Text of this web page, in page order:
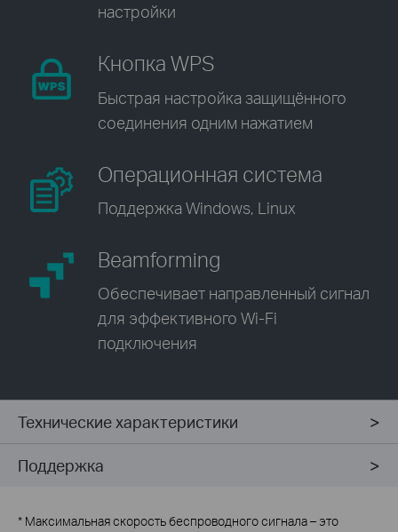
настройки
Кнопка WPS
Быстрая настройка защищённого
соединения одним нажатием
Операционная система
Поддержка Windows, Linux
Beamforming
Обеспечиваетнаправленный сигнал
для эффективного Wi-Fi
подключения
Технические характеристики
Поддержка
* Максимальная скорость беспроводного сигнала – это